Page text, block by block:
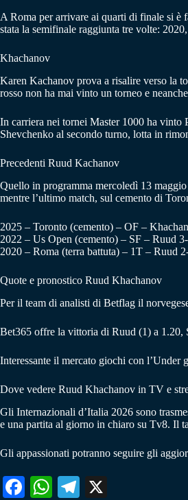
A Roma per arrivare ai quarti di finale si è
stata la semifinale raggiunta tre volte:
Khachanov
Karen Kachanov prova a risalire verso la
rosso non ha mai vinto un torneo e
In carriera nei tornei Master 1000 ha vinto
Shevchenko al secondo turno, lotta in
Precedenti Ruud Kachanov
Quello in programma mercoledì 13
mentre l’ultimo match, sul cemento di
2025 – Toronto (cemento) – OF –
2022 – Us Open (cemento) – SF – Ruud 3-
2020 – Roma (terra battuta) – 1T – Ruud
Quote e pronostico Ruud Khachanov
Per il team di analisti di Betflag il
Bet365 offre la vittoria di Ruud (1) a 1.20,
Interessante il mercato giochi con l’Under
Dove vedere Ruud Khachanov in TV e
Gli Internazionali d’Italia 2026 sono
e una partita al giorno in chiaro su Tv8. Il
Gli appassionati potranno seguire gli
Fa W
Te